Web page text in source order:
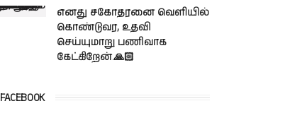
எனது சகோதரனை வெளியில்
கொண்டுவர, உதவி
செய்யுமாறு பணிவாக
கேட்கிறேன்.🙏🏻
FACEBOOK